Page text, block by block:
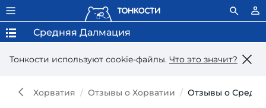
Тонкости используют сookie-файлы. Что это значит?
Средняя Далмация
Хорватия Отзывы о Хорватии Отзывы о